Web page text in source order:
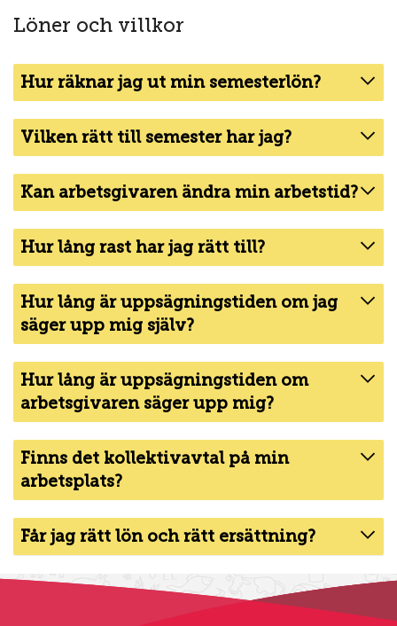
Löner och villkor
Hur räknar jag ut min semesterlön?
Vilken rätt till semester har jag?
Kan arbetsgivaren ändra min arbetstid?
Hur lång rast har jag rätt till?
Hur lång är uppsägningstiden om jag
säger upp mig själv?
Hur lång är uppsägningstiden om
arbetsgivaren säger upp mig?
Finns det kollektivavtal på min
arbetsplats?
Får jag rätt lön och rätt ersättning?